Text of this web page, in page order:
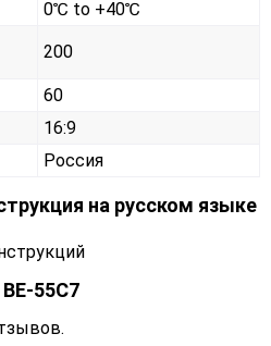
0℃ to +40℃
200
60
16:9
Россия
на русском языке
55C7